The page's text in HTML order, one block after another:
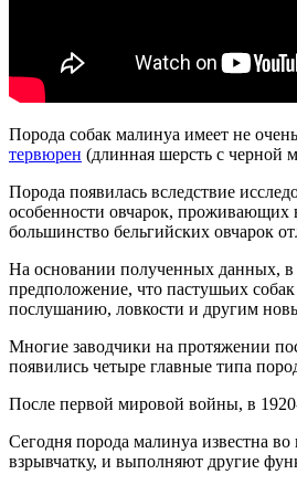
Порода собак малинуа имеет не
тервюрен (длинная шерсть с черной
Порода появилась вследствие
особенности овчарок, проживающих
большинство бельгийских овчарок
На основании полученных данных, в
предположение, что пастушьих
послушанию, ловкости и другим
Многие заводчики на протяжении
появились четыре главные типа
После первой мировой войны, в
Сегодня порода малинуа известна
взрывчатку, и выполняют другие